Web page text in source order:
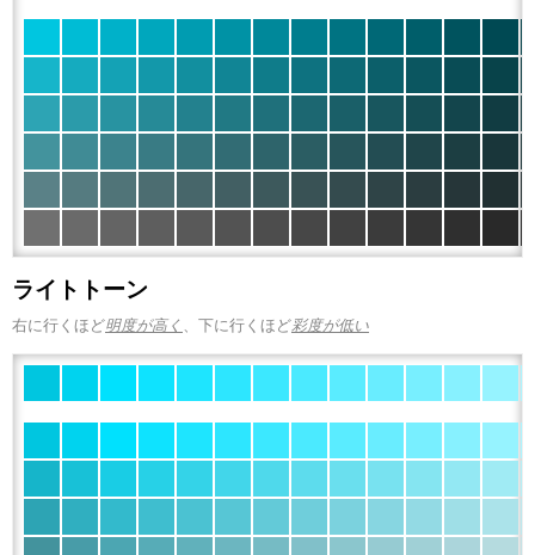
ライトトーン
右に行くほど明度が高く 、下に行くほど彩度が低い